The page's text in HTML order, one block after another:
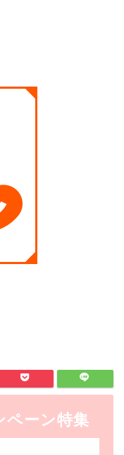
ペーン特集